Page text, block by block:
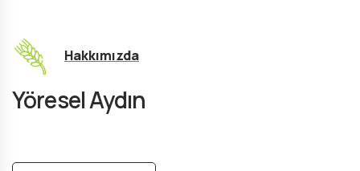
Hakkımızda
Yöresel Aydın